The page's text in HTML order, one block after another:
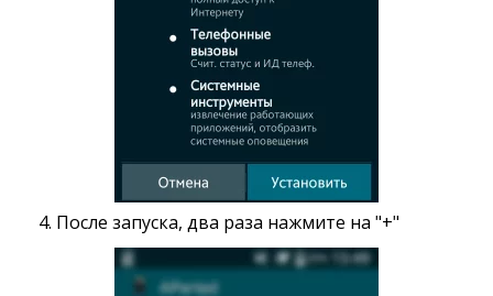
4. После запуска, два раза нажмите на "+"